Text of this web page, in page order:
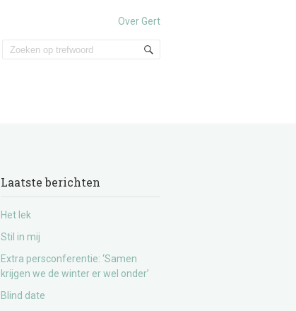
Over Gert
Laatste berichten
Het lek
Stil in mij
Extra persconferentie: ‘Samen
krijgen we de winter er wel onder’
Blind date